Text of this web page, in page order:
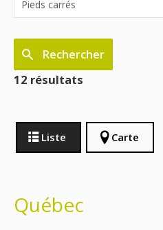
Rechercher
12 résultats
Liste Carte
Québec